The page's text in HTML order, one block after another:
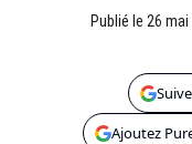
Publié le 26
Ajoutez